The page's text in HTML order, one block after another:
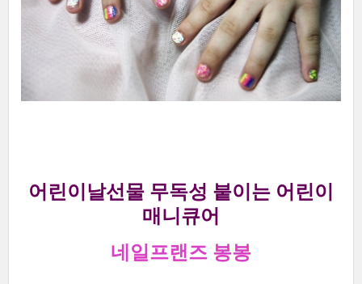
어린이날선물 무독성 붙이는 어린이
매니큐어
네일프랜즈 봉봉